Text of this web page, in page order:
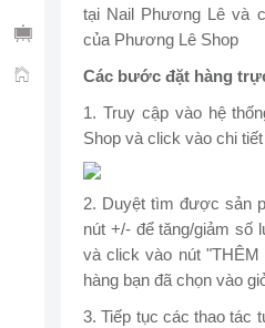
SỰ KIỆN
TRUNG TÂM
tại Nail Phương Lê và
của Phương Lê Shop
Các bước đặt hàng
1. Truy cập vào hệ
Shop và click vào chi
2. Duyệt tìm được sản
nút +/- để tăng/giảm số
và click vào nút
hàng bạn đã chọn vào
3. Tiếp tục các thao tác